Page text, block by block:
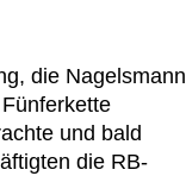
die Nagelsmann
und bald
die RB-